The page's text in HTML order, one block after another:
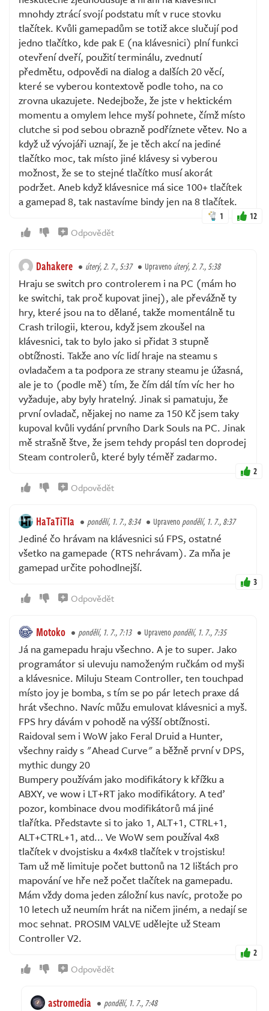
mnohdy ztrácí svojí podstatu mít v ruce stovku
tlačítek. Kvůli gamepadům se totiž akce slučují pod
jedno tlačítko, kde pak E (na klávesnici) plní funkci
otevření dveří, použití terminálu, zvednutí
předmětu, odpovědi na dialog a dalších 20 věcí,
které se vyberou kontextově podle toho, na co
zrovna ukazujete. Nedejbože, že jste v hektickém
momentu a omylem lehce myší pohnete, čímž místo
clutche si pod sebou obrazně podříznete větev. No a
když už vývojáři uznají, že je těch akcí na jediné
tlačítko moc, tak místo jiné klávesy si vyberou
možnost, že se to stejné tlačítko musí akorát
podržet. Aneb když klávesnice má sice 100+ tlačítek
a gamepad 8, tak nastavíme bindy jen na 8 tlačítek.
1 12
Odpovědět
Dahakere úterý, 2. 7., 5:37 Upravenoúterý, 2. 7., 5:38
Hraju se switch pro controlerem i na PC (mám ho
ke switchi, tak proč kupovat jinej), ale převážně ty
hry, které jsou na to dělané, takže momentálně tu
Crash trilogii, kterou, když jsem zkoušel na
klávesnici, tak to bylo jako si přidat 3 stupně
obtížnosti. Takže ano víc lidí hraje na steamu s
ovladačem a ta podpora ze strany steamu je úžasná,
ale je to (podle mě) tím, že čím dál tím víc her ho
vyžaduje, aby byly hratelný. Jinak si pamatuju, že
první ovladač, nějakej no name za 150 Kč jsem taky
kupoval kvůli vydání prvního Dark Souls na PC. Jinak
mě strašně štve, že jsem tehdy propásl ten doprodej
Steam controlerů, které byly téměř zadarmo.
2
Odpovědět
HaTaTiTla pondělí, 1. 7., 8:34 Upravenopondělí, 1. 7., 8:37
Jediné čo hrávam na klávesnici sú FPS, ostatné
všetko na gamepade (RTS nehrávam). Za mňa je
gamepad určite pohodlnejší.
3
Odpovědět
Motoko pondělí, 1. 7., 7:13 Upravenopondělí, 1. 7., 7:35
Já na gamepadu hraju všechno. A je to super. Jako
programátor si ulevuju namoženým ručkám od myši
a klávesnice. Miluju Steam Controller, ten touchpad
místo joy je bomba, s tím se po pár letech praxe dá
hrát všechno. Navíc můžu emulovat klávesnici a myš.
FPS hry dávám v pohodě na výšší obtížnosti.
Raidoval sem i WoW jako Feral Druid a Hunter,
všechny raidy s "Ahead Curve" a běžně první v DPS,
mythic dungy 20
Bumpery používám jako modifikátory k křížku a
ABXY, ve wow i LT+RT jako modifikátory. A teď
pozor, kombinace dvou modifikátorů má jiné
tlařítka. Představte si to jako 1, ALT+1, CTRL+1,
ALT+CTRL+1, atd... Ve WoW sem používal 4x8
tlačítek v dvojstisku a 4x4x8 tlačítek v trojstisku!
Tam už mě limituje počet buttonů na 12 lištách pro
mapování ve hře než počet tlačítek na gamepadu.
Mám vždy doma jeden záložní kus navíc, protože po
10 letech už neumím hrát na ničem jiném, a nedají se
moc sehnat. PROSIM VALVE udělejte už Steam
Controller V2.
2
Odpovědět
astromedia pondělí, 1. 7., 7:48